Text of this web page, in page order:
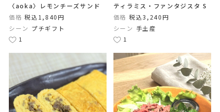
〈aoka〉レモンチーズサンド
価格 税込1,840円
シーン プチギフト
1
ティラミス・ファンタジスタ S
価格 税込3,240円
シーン 手土産
1